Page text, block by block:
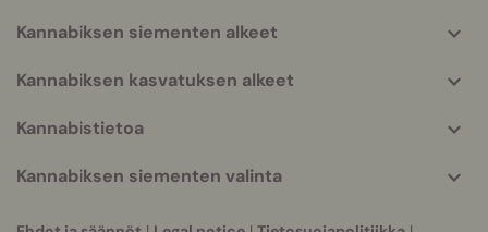
Kannabiksen siementen alkeet
Kannabiksen kasvatuksen alkeet
Kannabistietoa
Kannabiksen siementen valinta